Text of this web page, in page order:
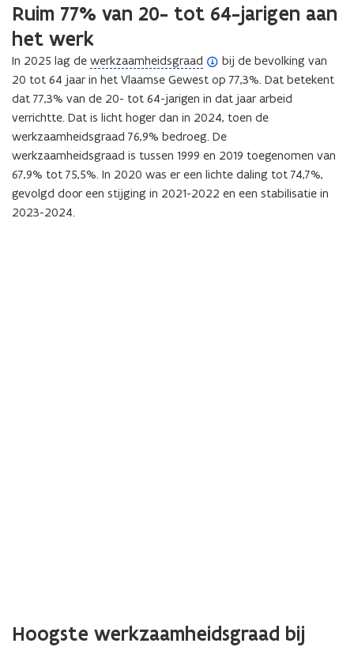
Ruim 77% van 20- tot 64-jarigen aan
het werk
In 2025 lag de werkzaamheidsgraad
(
o
p
e
n
d
e
f
bij de bevolking van
20 tot 64 jaar in het Vlaamse Gewest op 77,3%. Dat betekent
dat 77,3% van de 20- tot 64-jarigen in dat jaar arbeid
verrichtte. Dat is licht hoger dan in 2024, toen de
werkzaamheidsgraad 76,9% bedroeg. De
werkzaamheidsgraad is tussen 1999 en 2019 toegenomen van
67,9% tot 75,5%. In 2020 was er een lichte daling tot 74,7%,
gevolgd door een stijging in 2021-2022 en een stabilisatie in
2023-2024.
Hoogste werkzaamheidsgraad bij